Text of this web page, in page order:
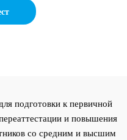
подготовки к первичной
и повышения
со средним и высшим